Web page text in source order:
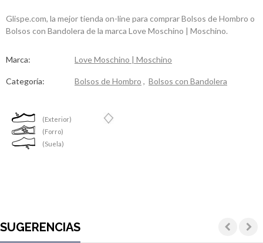
Glispe.com, la mejor tienda on-line para comprar Bolsos de Hombro o
Bolsos con Bandolera de la marca Love Moschino | Moschino.
Marca: Love Moschino | Moschino
Categoría: Bolsos de Hombro , Bolsos con Bandolera
(Exterior)
(Forro)
(Suela)
SUGERENCIAS